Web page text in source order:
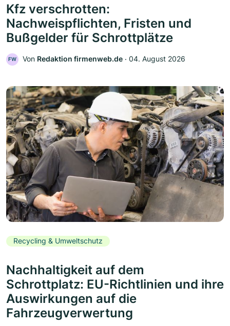
Kfz verschrotten:
Nachweispflichten, Fristen und
Bußgelder für Schrottplätze
FW Von Redaktion firmenweb.de ‧ 04. August 2026
Recycling & Umweltschutz
Nachhaltigkeit auf dem
Schrottplatz: EU-Richtlinien und ihre
Auswirkungen auf die
Fahrzeugverwertung